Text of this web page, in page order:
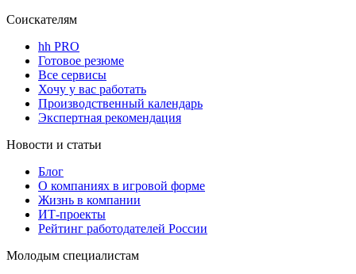
Соискателям
hh PRO
Готовое резюме
Все сервисы
Хочу у вас работать
Производственный календарь
Экспертная рекомендация
Новости и статьи
Блог
О компаниях в игровой форме
Жизнь в компании
ИТ-проекты
Рейтинг работодателей России
Молодым специалистам